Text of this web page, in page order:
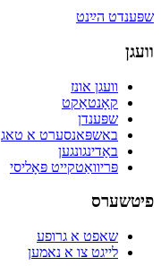
שפּענדט הײַנט
וועגן
וועגן אונז
קאָנטאַקט
שפּענדן
באשפּאנסערט א טאג
באַדינגונגען
פּריוואַטקייט פּאָליסי
פיטשערס
שאפט א גרופע
לייגט צו א נאמען